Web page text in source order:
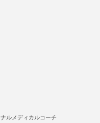
ルメディカルコーチ